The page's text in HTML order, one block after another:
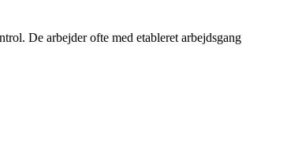
De arbejder ofte med etableret arbejdsgang